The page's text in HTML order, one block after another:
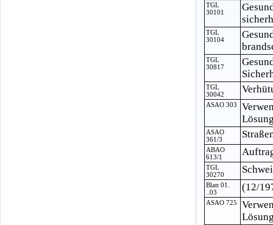
TGL
30101
TGL
30104
TGL
30817
TGL
30042
ASAO 303
ASAO
361/3
ABAO
613/1
TGL
30270
Blatt 01.
..03
(12/
ASAO 725